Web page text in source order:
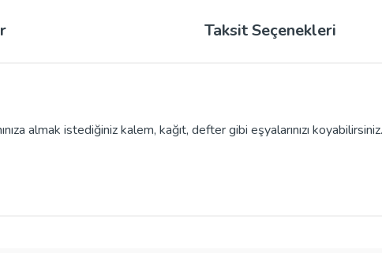
Taksit Seçenekleri
almak istediğiniz kalem, kağıt, defter gibi eşyalarınızı